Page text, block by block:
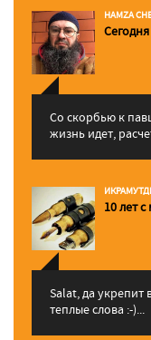
HAMZA
Со скорбью к
жизнь идет,
10 лет
Salat, да укрепит
теплые слова :-)...